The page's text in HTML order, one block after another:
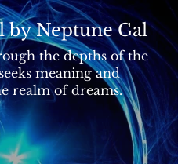
兒的提問：內
音 08:05 象徵元
關係的修復
心：責任與自
徵元素 5 - 主題
自我接納 10:34
寫夢境結局】
2 16:14 結
素 1 - 準備
衝突 08:15
內在女性與
3 - 黑暗空
10:29 象徵
主流體制的
5 - 泡麵裡
拉扯 12:47
人格面具
示 14:56
局 1
21:37 【結
by Neptune Gal
the depths of the
meaning and
realm of dreams.